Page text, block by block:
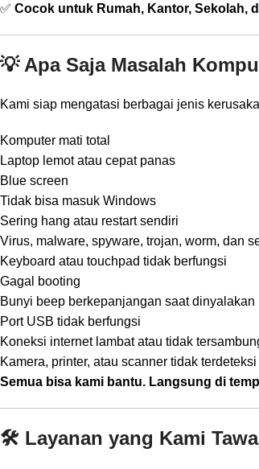
✅ Cocok untuk Rumah, Kantor, Sekolah,
💡 Apa Saja Masalah
Kami siap mengatasi berbagai jenis
Komputer mati total
Laptop lemot atau cepat panas
Blue screen
Tidak bisa masuk Windows
Sering hang atau restart sendiri
Virus, malware, spyware, trojan, worm, dan
Keyboard atau touchpad tidak berfungsi
Gagal booting
Bunyi beep berkepanjangan saat dinyalakan
Port USB tidak berfungsi
Koneksi internet lambat atau tidak
Kamera, printer, atau scanner tidak terdeteksi
Semua bisa kami bantu. Langsung di
🛠️ Layanan yang Kami